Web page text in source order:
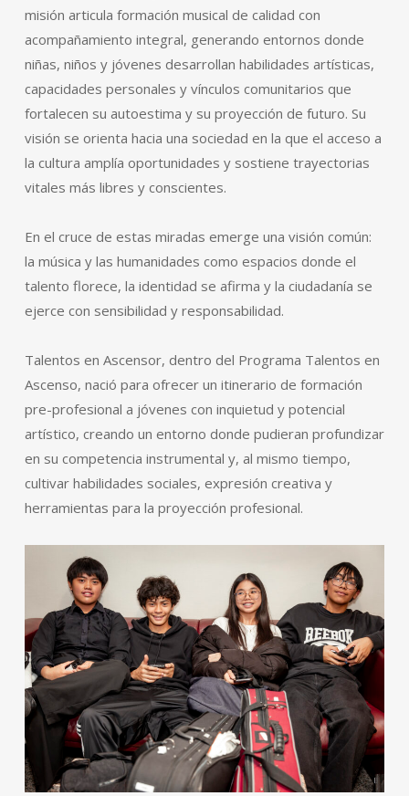
misión articula formación musical de calidad con
acompañamiento integral, generando entornos donde
niñas, niños y jóvenes desarrollan habilidades artísticas,
capacidades personales y vínculos comunitarios que
fortalecen su autoestima y su proyección de futuro. Su
visión se orienta hacia una sociedad en la que el acceso a
la cultura amplía oportunidades y sostiene trayectorias
vitales más libres y conscientes.
En el cruce de estas miradas emerge una visión común:
la música y las humanidades como espacios donde el
talento florece, la identidad se afirma y la ciudadanía se
ejerce con sensibilidad y responsabilidad.
Talentos en Ascensor, dentro del Programa Talentos en
Ascenso, nació para ofrecer un itinerario de formación
pre-profesional a jóvenes con inquietud y potencial
artístico, creando un entorno donde pudieran profundizar
en su competencia instrumental y, al mismo tiempo,
cultivar habilidades sociales, expresión creativa y
herramientas para la proyección profesional.